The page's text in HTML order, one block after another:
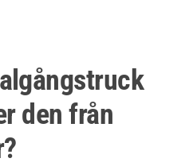
den från